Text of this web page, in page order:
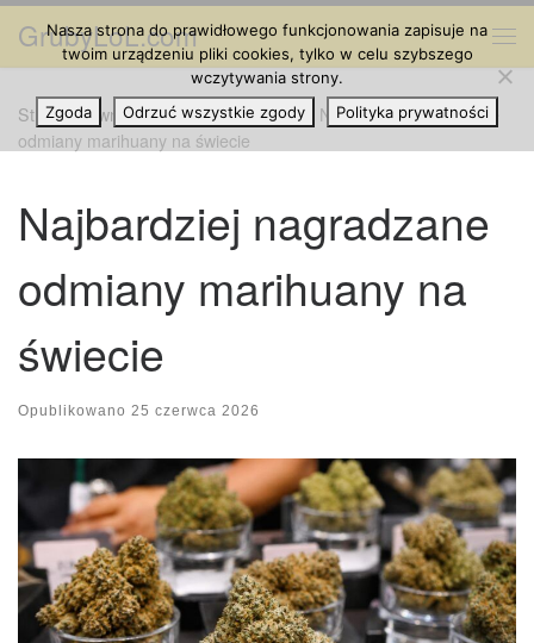
Przejdź do treści
GrubyLoL.com
Strona główna » Odmiany Marihuany
Najbardziej nagradzane
odmiany marihuany na świecie
Najbardziej nagradzane
odmiany marihuany na
świecie
Opublikowano 25 czerwca 2026
Nasza strona do prawidłowego funkcjonowania zapisuje na
twoim urządzeniu pliki cookies, tylko w celu szybszego
wczytywania strony.
Zgoda
Odrzuć wszystkie zgody Polityka prywatności